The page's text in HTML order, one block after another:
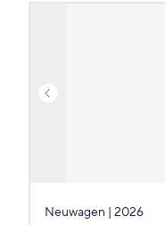
Neuwagen | 2026